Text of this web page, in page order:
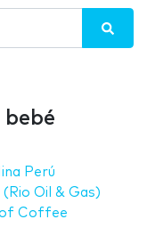
bebé
Perú
(Rio Oil & Gas)
Coffee